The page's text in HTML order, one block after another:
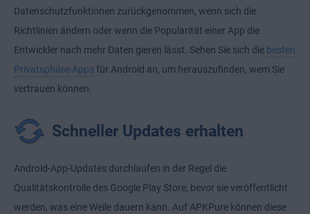
Datenschutzfunktionen zurückgenommen, wenn sich die
Richtlinien ändern oder wenn die Popularität einer App die
Entwickler nach mehr Daten gieren lässt. Sehen Sie sich die besten
Privatsphäre-Apps für Android an, um herauszufinden, wem Sie
vertrauen können.
Schneller Updates erhalten
Android-App-Updates durchlaufen in der Regel die
Qualitätskontrolle des Google Play Store, bevor sie veröffentlicht
werden, was eine Weile dauern kann. Auf APKPure können diese